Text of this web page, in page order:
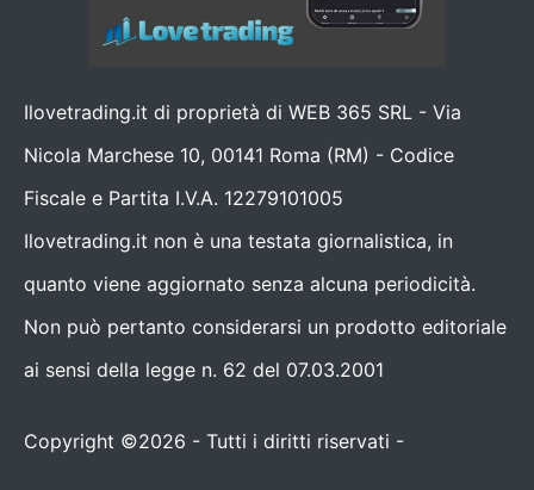
Ilovetrading.it di proprietà di WEB 365 SRL - Via
Nicola Marchese 10, 00141 Roma (RM) - Codice
Fiscale e Partita I.V.A. 12279101005
Ilovetrading.it non è una testata giornalistica, in
quanto viene aggiornato senza alcuna periodicità.
Non può pertanto considerarsi un prodotto editoriale
ai sensi della legge n. 62 del 07.03.2001
Copyright ©2026 - Tutti i diritti riservati -